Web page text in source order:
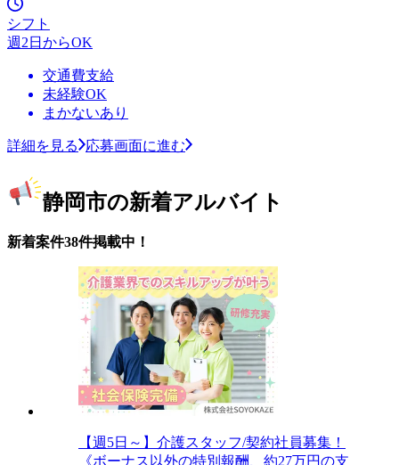
シフト
週2日からOK
交通費支給
未経験OK
まかないあり
詳細を見る 応募画面に進む
静岡市の新着アルバイト
新着案件38件掲載中！
【週5日～】介護スタッフ/契約社員募集！
《ボーナス以外の特別報酬、約27万円の支